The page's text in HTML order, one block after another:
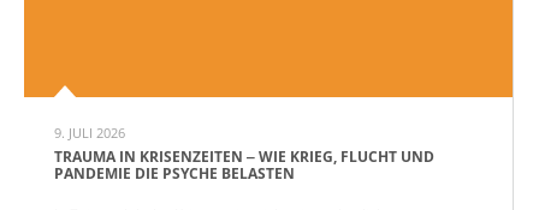
9. JULI 2026
TRAUMA IN KRISENZEITEN ‒ WIE KRIEG, FLUCHT UND
PANDEMIE DIE PSYCHE BELASTEN